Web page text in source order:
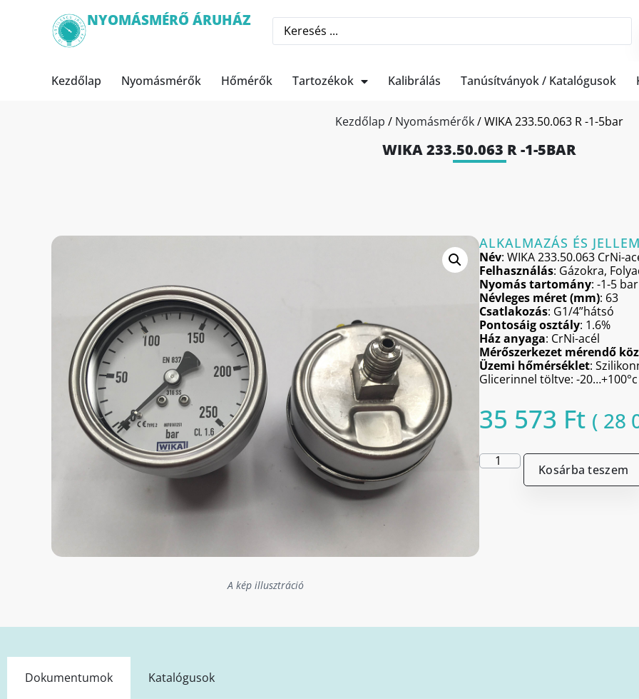
NYOMÁSMÉRŐ ÁRUHÁZ
Kezdőlap Nyomásmérők Hőmérők Tartozékok Kalibrálás Tanúsítványok / Katalógusok
Kezdőlap / Nyomásmérők/ WIKA 233.50.063 R -1-5bar
WIKA 233.50.063 R -1-5BAR
A kép illusztráció
ALKALMAZÁS ÉS
Név: WIKA 233.50.063 CrNi-
Felhasználás: Gázokra,
Nyomás tartomány: -1-5 bar
Névleges méret (mm): 63
Csatlakozás: G1/4”hátsó
Pontosáig osztály: 1.6%
Ház anyaga: CrNi-acél
Mérőszerkezet mérendő
Üzemi hőmérséklet:
Glicerinnel töltve: -20…+100°c
35 573 Ft ( 28
Kosárba teszem
Dokumentumok Katalógusok